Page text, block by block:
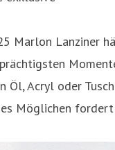
Marlon Lanziner
Öl, Acryl oder
Möglichen fordert